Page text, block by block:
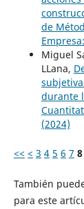
de
Miguel
LLana,
durante
(2024)
<< < 3 4 5 6 7 8
También
para este